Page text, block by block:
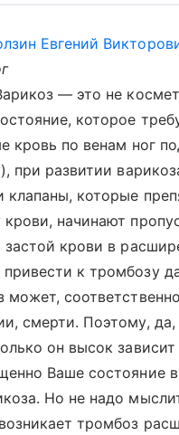
Евгений
— это не
которое
кровь по венам ног
при развитии
клапаны, которые
начинают
застой крови в
к тромбозу
может,
смерти. Поэтому, да,
он высок зависит
Ваше состояние в
Но не надо
тромбоз